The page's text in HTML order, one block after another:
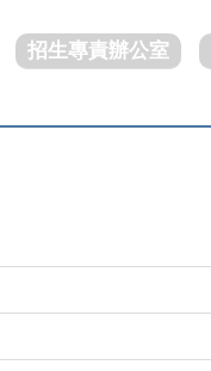
招生專責辦公室